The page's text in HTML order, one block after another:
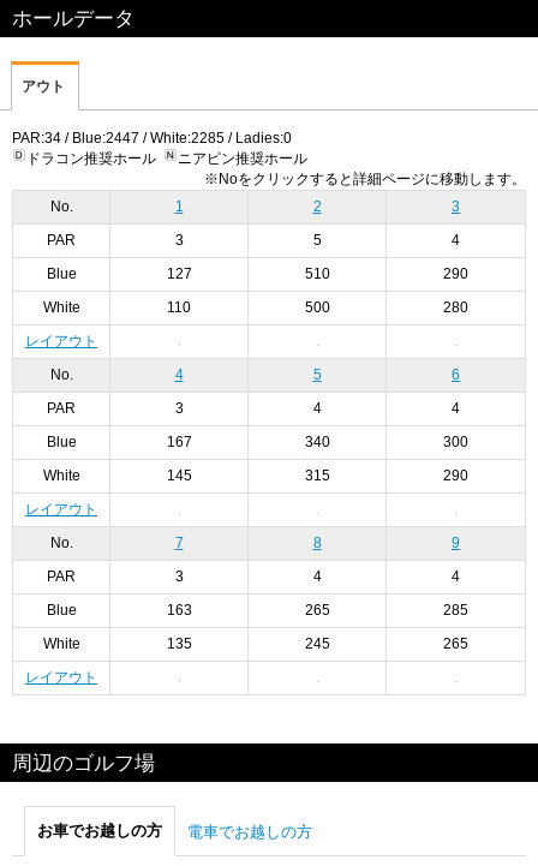
ホールデータ
アウト
PAR:34 / Blue:2447 / White:2285 / Ladies:0
ドラコン推奨ホール
ニアピン推奨ホール
※Noをクリックすると詳細ページに移動します。
No.
1 2 3
PAR 3 5 4
Blue 127 510 290
White 110 500 280
レイアウト
No. 4 5 6
PAR 3 4 4
Blue 167 340 300
White 145 315 290
レイアウト
No. 7 8 9
PAR 3 4 4
Blue 163 265 285
White 135 245 265
レイアウト
周辺のゴルフ場
お車でお越しの方 電車でお越しの方